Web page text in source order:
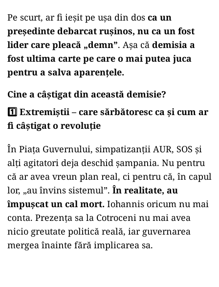
Pe scurt, ar fi ieșit pe ușa din dos ca un
președinte debarcat rușinos, nu ca un fost
lider care pleacă „demn”. Așa că demisia a
fost ultima carte pe care o mai putea juca
pentru a salva aparențele.
Cine a câștigat din această demisie?
1️⃣ Extremiștii – care sărbătoresc ca și cum ar
fi câștigat o revoluție
În Piața Guvernului, simpatizanții AUR, SOS și
alți agitatori deja deschid șampania. Nu pentru
că ar avea vreun plan real, ci pentru că, în capul
lor, „au învins sistemul”. În realitate, au
împușcat un cal mort. Iohannis oricum nu mai
conta. Prezența sa la Cotroceni nu mai avea
nicio greutate politică reală, iar guvernarea
mergea înainte fără implicarea sa.